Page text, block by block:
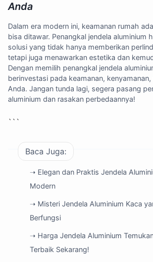
Anda
Dalam era modern ini, keamanan rumah
bisa ditawar. Penangkal jendela aluminium
solusi yang tidak hanya memberikan
tetapi juga menawarkan estetika dan
Dengan memilih penangkal jendela
berinvestasi pada keamanan,
Anda. Jangan tunda lagi, segera pasang
aluminium dan rasakan perbedaannya!
```
Baca Juga:
➝ Elegan dan Praktis Jendela
Modern
➝ Misteri Jendela Aluminium Kaca
Berfungsi
➝ Harga Jendela Aluminium
Terbaik Sekarang!